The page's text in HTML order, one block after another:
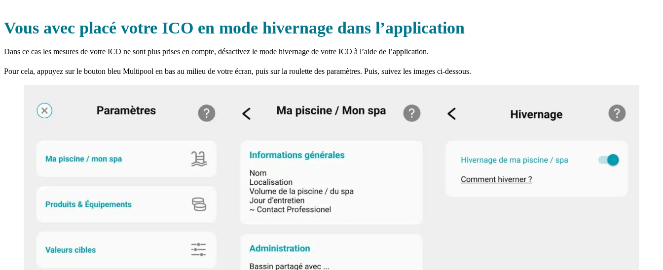
Vous avec placé votre ICO en mode hivernage dans l’application
Dans ce cas les mesures de votre ICO ne sont plus prises en compte, désactivez le mode hivernage de votre ICO à l’aide de l’application.
Pour cela, appuyez sur le bouton bleu Multipool en bas au milieu de votre écran, puis sur la roulette des paramètres. Puis, suivez les images ci-dessous.